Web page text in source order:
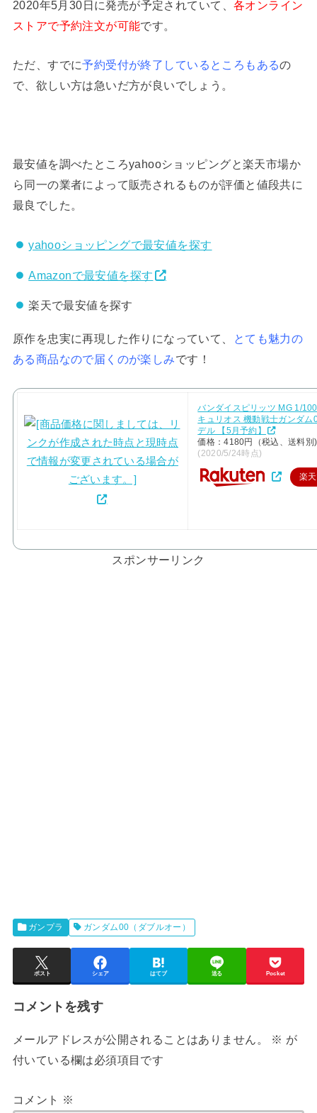
2020年5月30日に発売が予定されていて、 各オンライン
ストアで予約注文が可能です。
ただ、すでに予約受付が終了しているところもあるの
で、欲しい方は急いだ方が良いでしょう。
最安値を調べたところyahooショッピングと楽天市場か
ら同一の業者によって販売されるものが評価と値段共に
最良でした。
yahooショッピングで最安値を探す
Amazonで最安値を探す
楽天で最安値を探す
原作を忠実に再現した作りになっていて、
とても魅力の
ある商品なので届くのが楽しみです！
バンダイスピリッツ MG 1/
キュリオス 機動戦士ガンダム
デル 【5月予約】
価格：4180円（税込、送料別)
(2020/5/24時点)
楽
スポンサーリンク
ガンプラ ガンダム00（ダブルオー）
ポスト シェア はてブ 送る Pocket
コメントを残す
メールアドレスが公開されることはありません。 ※ が
付いている欄は必須項目です
コメント ※